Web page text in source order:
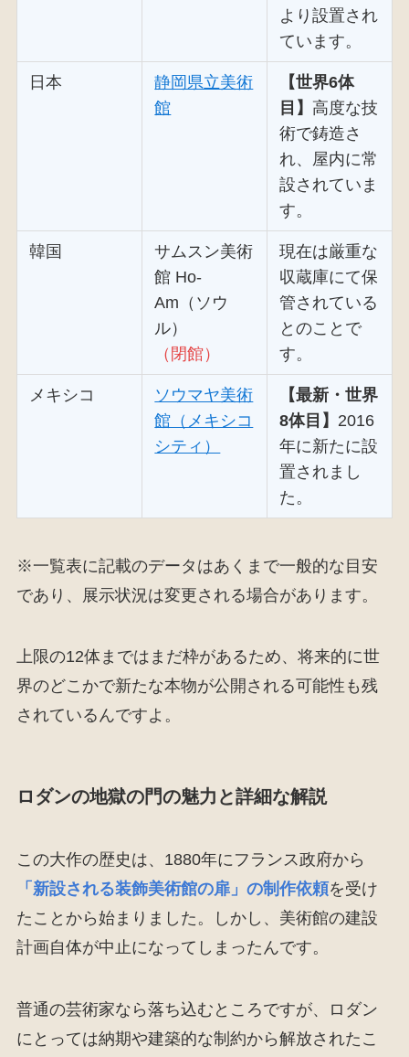
より設置され
ています。
日本
静岡県立美術
館
【世界6体
目】 高度な技
術で鋳造さ
れ、屋内に常
設されていま
す。
韓国
サムスン美術
館 Ho-
Am（ソウ
ル）
（閉館）
現在は厳重な
収蔵庫にて保
管されている
とのことで
す。
メキシコ
ソウマヤ美術
館（メキシコ
シティ）
【最新・世界
8体目】 2016
年に新たに設
置されまし
た。
※一覧表に記載のデータはあくまで一般的な目安
であり、展示状況は変更される場合があります。
上限の12体まではまだ枠があるため、将来的に世
界のどこかで新たな本物が公開される可能性も残
されているんですよ。
ロダンの地獄の門の魅力と詳細な解説
この大作の歴史は、1880年にフランス政府から
「新設される装飾美術館の扉」の制作依頼を受け
たことから始まりました。しかし、美術館の建設
計画自体が中止になってしまったんです。
普通の芸術家なら落ち込むところですが、ロダン
にとっては納期や建築的な制約から解放されたこ